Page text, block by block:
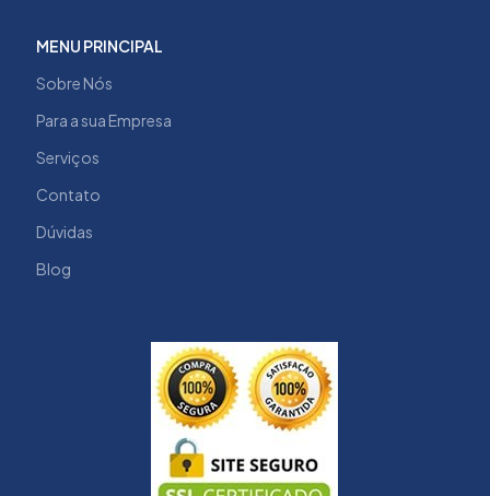
MENU PRINCIPAL
Sobre Nós
Para a sua Empresa
Serviços
Contato
Dúvidas
Blog